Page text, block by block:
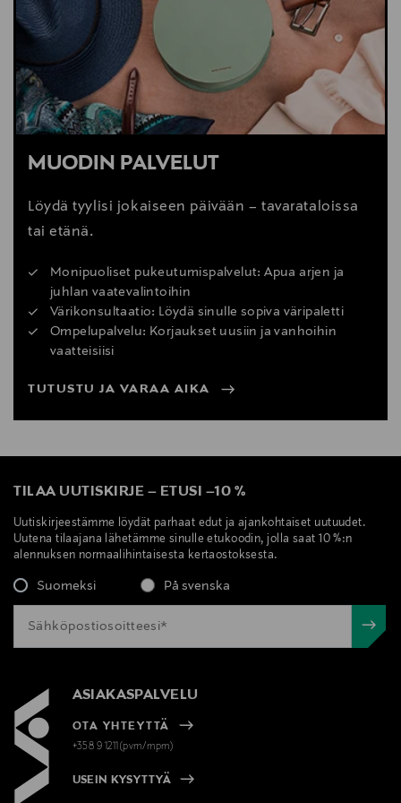
MUODIN PALVELUT
Löydä tyylisi jokaiseen päivään – tavarataloissa
tai etänä.
Monipuoliset pukeutumispalvelut: Apua arjen ja
juhlan vaatevalintoihin
Värikonsultaatio: Löydä sinulle sopiva väripaletti
Ompelupalvelu: Korjaukset uusiin ja vanhoihin
vaatteisiisi
TUTUSTU JA VARAA AIKA
TILAA UUTISKIRJE – ETUSI –10 %
Uutiskirjeestämme löydät parhaat edut ja ajankohtaiset uutuudet.
Uutena tilaajana lähetämme sinulle etukoodin, jolla saat 10 %:n
alennuksen normaalihintaisesta kertaostoksesta.
Suomeksi På svenska
ASIAKASPALVELU
OTA YHTEYTTÄ
+358 9 1211(pvm/mpm)
USEIN KYSYTTYÄ